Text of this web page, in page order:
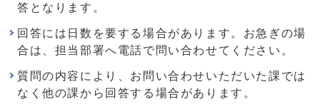
答となります。
回答には日数を要する場合があります。お急ぎの場
合は、担当部署へ電話で問い合わせてください。
質問の内容により、お問い合わせいただいた課では
なく他の課から回答する場合があります。